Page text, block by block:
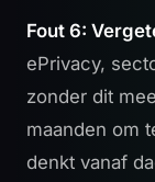
Fout 6:
ePrivacy,
zonder dit
maanden om
denkt vanaf